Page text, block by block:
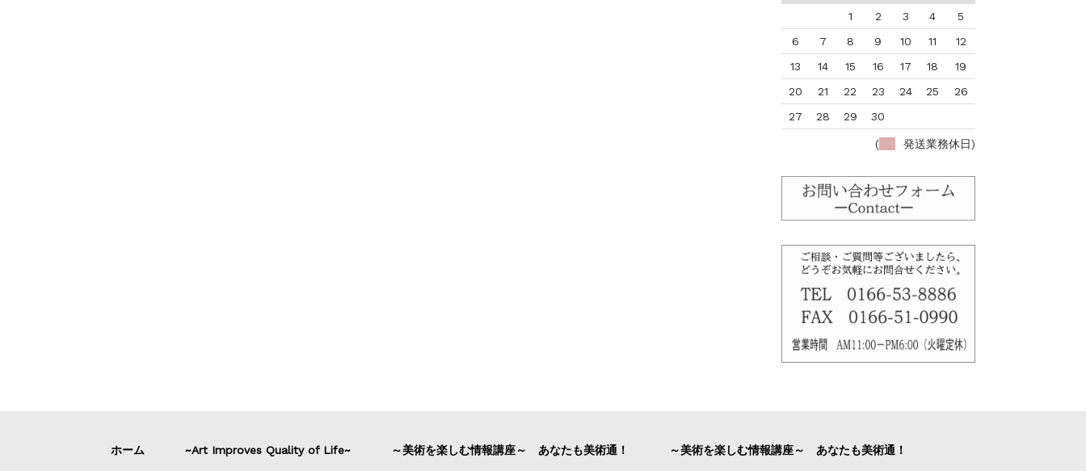
1 2 3 4
5
6
7 8 9 10 11
12
13
14 15 16 17 18
19
20
21 22 23 24 25
26
27
28 29 30
( 発送業務休日)
ホーム ~Art Improves Quality of Life~ ～美術を楽しむ情報講座～ あなたも美術通！ ～美術を楽しむ情報講座～ あなたも美術通！